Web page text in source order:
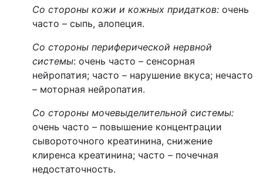
Со стороны кожи и кожных придатков: очень
часто – сыпь, алопеция.
Со стороны периферической нервной
системы: очень часто – сенсорная
нейропатия; часто – нарушение вкуса; нечасто
– моторная нейропатия.
Со стороны мочевыделительной системы:
очень часто – повышение концентрации
сывороточного креатинина, снижение
клиренса креатинина; часто – почечная
недостаточность.